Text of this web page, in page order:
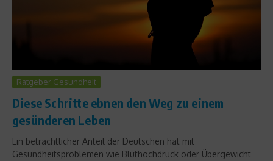
Ratgeber Gesundheit
Diese Schritte ebnen den Weg zu einem
gesünderen Leben
Ein beträchtlicher Anteil der Deutschen hat mit
Gesundheitsproblemen wie Bluthochdruck oder Übergewicht